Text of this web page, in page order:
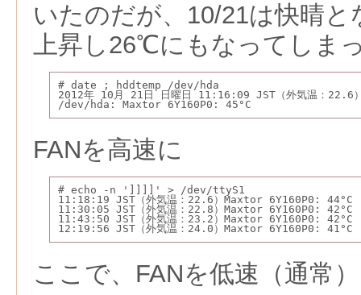
いたのだが、10/21は快晴
上昇し26℃にもなってしま
# date ; hddtemp /dev/hda
2012年 10月 21日 日曜日 11:16:09 JST（外気温：22.6
/dev/hda: Maxtor 6Y160P0: 45°C
FANを高速に
# echo -n ']]]]' > /dev/ttyS1
11:18:19 JST（外気温：22.6）Maxtor 6Y160P0: 44°C
11:30:05 JST（外気温：22.8）Maxtor 6Y160P0: 42°C
11:43:50 JST（外気温：23.2）Maxtor 6Y160P0: 42°C
12:19:56 JST（外気温：24.0）Maxtor 6Y160P0: 41°C
ここで、FANを低速（通常